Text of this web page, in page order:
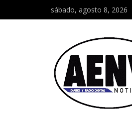
sábado, agosto 8, 2026